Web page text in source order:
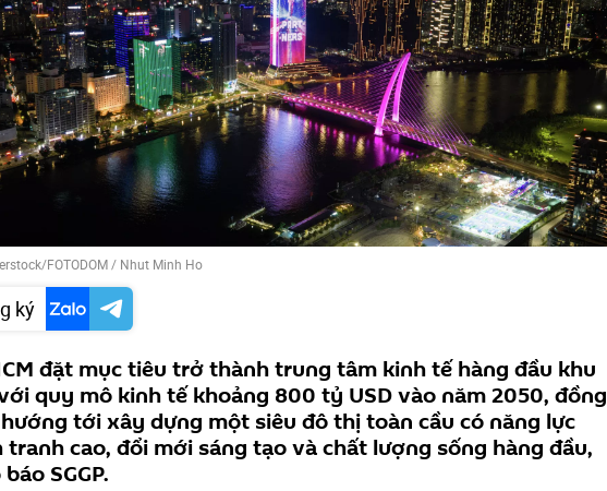
FOTODOM / Nhut Minh Ho
ký
đặt mục tiêu trở thành trung tâm kinh tế hàng đầu khu
quy mô kinh tế khoảng 800 tỷ USD vào năm 2050, đồng
tới xây dựng một siêu đô thị toàn cầu có năng lực
tranh cao, đổi mới sáng tạo và chất lượng sống hàng đầu,
SGGP.